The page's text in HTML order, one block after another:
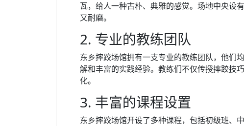
瓦，给人一种古朴、典雅的感觉。场地中央设
又耐磨。
2. 专业的教练团队
东乡摔跤场馆拥有一支专业的教练团队，他们
解和丰富的实践经验。教练们不仅传授摔跤技
化。
3. 丰富的课程设置
东乡摔跤场馆开设了多种课程，包括初级班、